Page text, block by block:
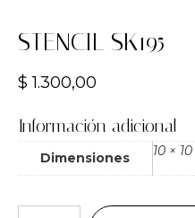
STENCIL SK195
$ 1.300,00
Información adicional
Dimensiones 10 ×